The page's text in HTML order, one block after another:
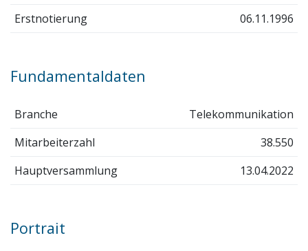
Erstnotierung
06.11.1996
Fundamentaldaten
Branche
Telekommunikation
Mitarbeiterzahl
38.550
Hauptversammlung
13.04.2022
Portrait